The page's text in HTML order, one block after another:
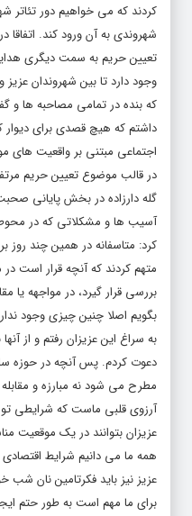
کردند که می خواهیم دور تئاتر
شهروندی به آن ورود کند.
تعیین حریم به سمت دیگری
وجود دارد تا بین شهروندان عزیز
که بنده در تمامی مصاحبه ها و
داشتم که هیچ قصدی برای
اجتماعی مبتنی بر واقعیت های
در قالب موضوع تعیین حریم
گله دارزاده در بخش پایانی
آسیب ها و مشکلاتی که در
کرد: متاسفانه در همین چند روز
متهم کردند که آنچه قرار است
بررسی قرار گیرد، در مواجهه یا
بگویم اصلا چنین چیزی وجود
به سراغ این عزیزان رفتم و از
دعوت کردم. پس آنچه در حوزه
مطرح می شود نه مبارزه و
آرزوی قلبی ماست که شرایطی
عزیزان بتوانند در یک موقعیت
همه ما می دانیم شرایط
عزیز نیز باید فکرتامین نان
برای ما مهم است به طور حتم